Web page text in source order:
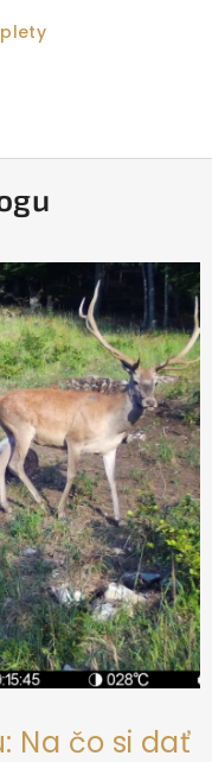
Na čo si dať